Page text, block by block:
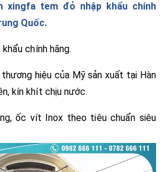
xingfa tem đỏ nhập khẩu chính
Quốc.
chính hãng.
hiệu của Mỹ sản xuất tại Hàn
kín khít chịu nước.
ốc vít Inox theo tiêu chuẩn siêu